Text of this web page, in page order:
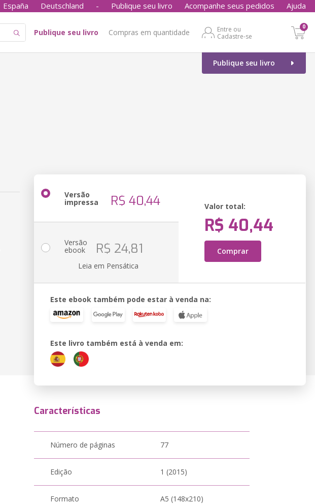
España Deutschland - Publique seu livro Acompanhe seus pedidos Ajuda
Publique seu livro Compras em quantidade
Entre ou
Cadastre-se
0
Publique seu livro
Versão
impressa R$ 40,44 Valor total:
R$ 40,44
Comprar
Versão
ebook R$ 24,81
Leia em Pensática
Este ebook também pode estar à venda na:
Este livro também está à venda em:
Características
Número de páginas 77
Edição 1 (2015)
Formato A5 (148x210)